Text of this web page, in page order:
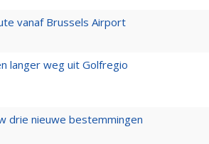
vanaf Brussels Airport
langer weg uit Golfregio
drie nieuwe bestemmingen